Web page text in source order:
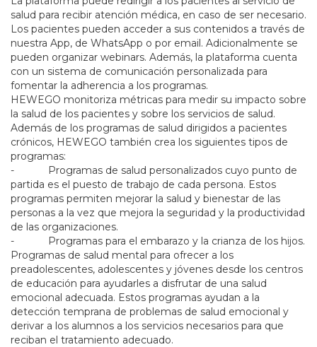
salud para recibir atención médica, en caso de ser necesario.
Los pacientes pueden acceder a sus contenidos a través de
nuestra App, de WhatsApp o por email. Adicionalmente se
pueden organizar webinars. Además, la plataforma cuenta
con un sistema de comunicación personalizada para
fomentar la adherencia a los programas.
HEWEGO monitoriza métricas para medir su impacto sobre
la salud de los pacientes y sobre los servicios de salud.
Además de los programas de salud dirigidos a pacientes
crónicos, HEWEGO también crea los siguientes tipos de
programas:
- Programas de salud personalizados cuyo punto de
partida es el puesto de trabajo de cada persona. Estos
programas permiten mejorar la salud y bienestar de las
personas a la vez que mejora la seguridad y la productividad
de las organizaciones.
- Programas para el embarazo y la crianza de los hijos.
Programas de salud mental para ofrecer a los
preadolescentes, adolescentes y jóvenes desde los centros
de educación para ayudarles a disfrutar de una salud
emocional adecuada. Estos programas ayudan a la
detección temprana de problemas de salud emocional y
derivar a los alumnos a los servicios necesarios para que
reciban el tratamiento adecuado.